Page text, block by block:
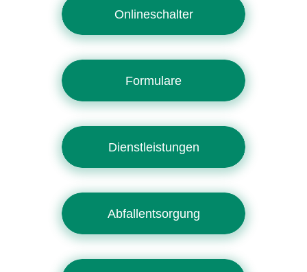
Onlineschalter
Formulare
Dienstleistungen
Abfallentsorgung